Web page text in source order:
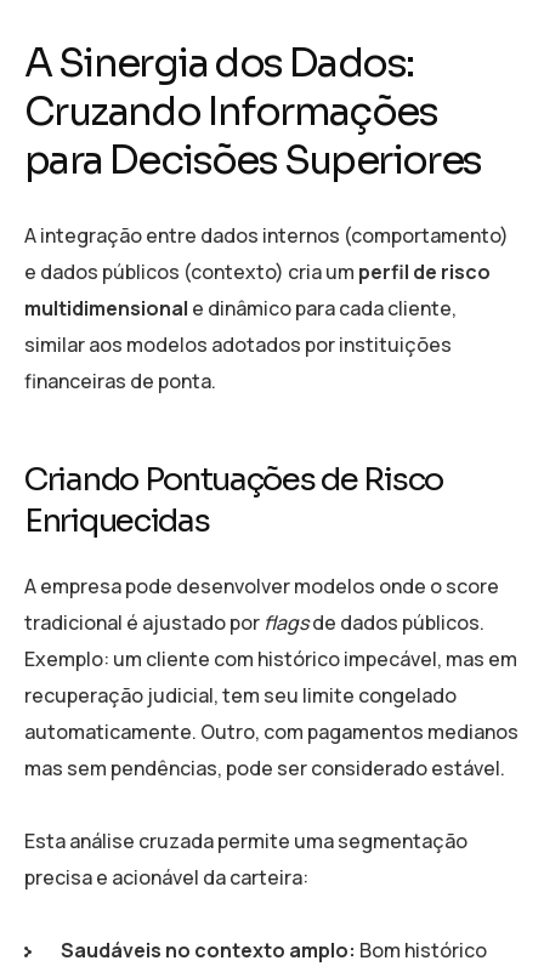
A Sinergia dos Dados:
Cruzando Informações
para Decisões Superiores
A integração entre dados internos (comportamento)
e dados públicos (contexto) cria um perfil de risco
multidimensional e dinâmico para cada cliente,
similar aos modelos adotados por instituições
financeiras de ponta.
Criando Pontuações de Risco
Enriquecidas
A empresa pode desenvolver modelos onde o score
tradicional é ajustado por flagsde dados públicos.
Exemplo: um cliente com histórico impecável, mas em
recuperação judicial, tem seu limite congelado
automaticamente. Outro, com pagamentos medianos
mas sem pendências, pode ser considerado estável.
Esta análise cruzada permite uma segmentação
precisa e acionável da carteira:
Saudáveis no contexto amplo: Bom histórico